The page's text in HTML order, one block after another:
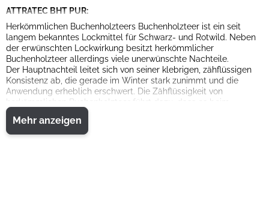
ATTRATEC BHT PUR:
Herkömmlichen Buchenholzteers Buchenholzteer ist ein seit
langem bekanntes Lockmittel für Schwarz- und Rotwild. Neben
der erwünschten Lockwirkung besitzt herkömmlicher
Buchenholzteer allerdings viele unerwünschte Nachteile.
Der Hauptnachteil leitet sich von seiner klebrigen, zähflüssigen
Konsistenz ab, die gerade im Winter stark zunimmt und die
Anwendung erheblich erschwert. Die Zähflüssigkeit von
herkömmlichen Buchenholzteer führt dazu, dass es beim
Verstreichen sehr schnell zur Verschmutzung von Haut und
Kleidung kommen kann.
Buchenholzteerkanister oder benutzte Pinsel verschmutzen sehr
Mehr anzeigen